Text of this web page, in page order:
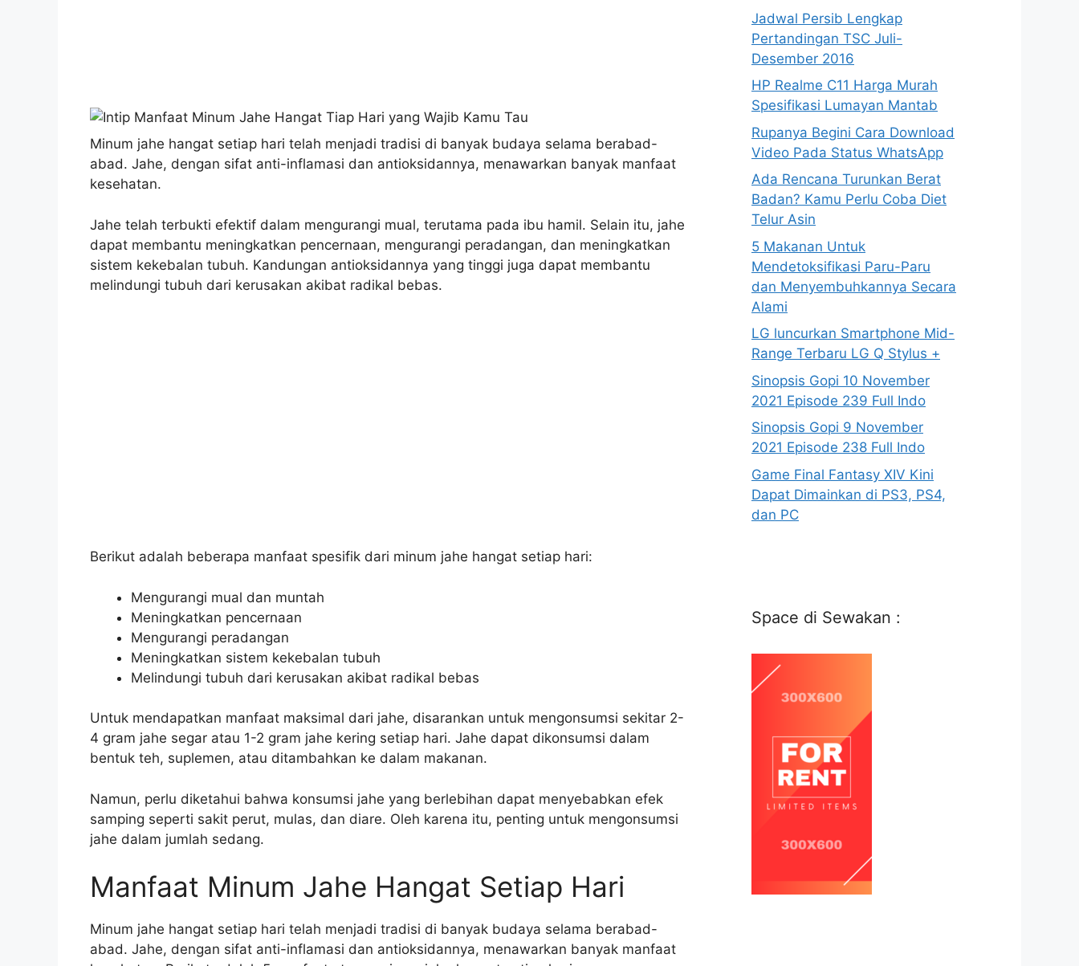
Minum jahe hangat setiap hari telah menjadi tradisi di banyak budaya selama berabad-
abad. Jahe, dengan sifat anti-inflamasi dan antioksidannya, menawarkan banyak manfaat
kesehatan.
Jahe telah terbukti efektif dalam mengurangi mual, terutama pada ibu hamil. Selain itu, jahe
dapat membantu meningkatkan pencernaan, mengurangi peradangan, dan meningkatkan
sistem kekebalan tubuh. Kandungan antioksidannya yang tinggi juga dapat membantu
melindungi tubuh dari kerusakan akibat radikal bebas.
Berikut adalah beberapa manfaat spesifik dari minum jahe hangat setiap hari:
Mengurangi mual dan muntah
Meningkatkan pencernaan
Mengurangi peradangan
Meningkatkan sistem kekebalan tubuh
Melindungi tubuh dari kerusakan akibat radikal bebas
Untuk mendapatkan manfaat maksimal dari jahe, disarankan untuk mengonsumsi sekitar 2-
4 gram jahe segar atau 1-2 gram jahe kering setiap hari. Jahe dapat dikonsumsi dalam
bentuk teh, suplemen, atau ditambahkan ke dalam makanan.
Namun, perlu diketahui bahwa konsumsi jahe yang berlebihan dapat menyebabkan efek
samping seperti sakit perut, mulas, dan diare. Oleh karena itu, penting untuk mengonsumsi
jahe dalam jumlah sedang.
Manfaat Minum Jahe Hangat Setiap Hari
Minum jahe hangat setiap hari telah menjadi tradisi di banyak budaya selama berabad-
abad. Jahe, dengan sifat anti-inflamasi dan antioksidannya, menawarkan banyak manfaat
Jadwal Persib Lengkap
Pertandingan TSC Juli-
Desember 2016
HP Realme C11 Harga Murah
Spesifikasi Lumayan Mantab
Rupanya Begini Cara Download
Video Pada Status WhatsApp
Ada Rencana Turunkan Berat
Badan? Kamu Perlu Coba Diet
Telur Asin
5 Makanan Untuk
Mendetoksifikasi Paru-Paru
dan Menyembuhkannya Secara
Alami
LG luncurkan Smartphone Mid-
Range Terbaru LG Q Stylus +
Sinopsis Gopi 10 November
2021 Episode 239 Full Indo
Sinopsis Gopi 9 November
2021 Episode 238 Full Indo
Game Final Fantasy XIV Kini
Dapat Dimainkan di PS3, PS4,
dan PC
Space di Sewakan :